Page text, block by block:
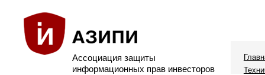
Ассоциация защиты
информационных прав инвесторов